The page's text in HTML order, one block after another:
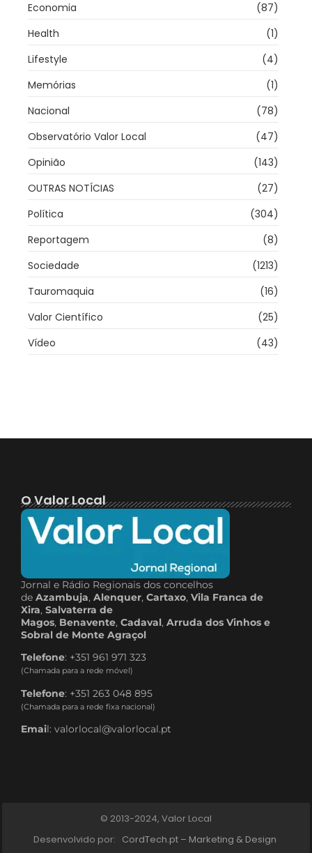
Economia
(87)
Health
(1)
Lifestyle
(4)
Memórias
(1)
Nacional
(78)
Observatório Valor Local
(47)
Opinião
(143)
OUTRAS NOTÍCIAS
(27)
Política
(304)
Reportagem
(8)
Sociedade
(1213)
Tauromaquia
(16)
Valor Científico
(25)
Vídeo
(43)
O Valor Local
Jornal e Rádio Regionais dos concelhos
de Azambuja, Alenquer, Cartaxo, Vila Franca de
Xira, Salvaterra de
Magos, Benavente, Cadaval, Arruda dos Vinhos e
Sobral de Monte Agraçol
Telefone: +351 961 971 323
(Chamada para a rede móvel)
Telefone: +351 263 048 895
(Chamada para a rede fixa nacional)
Email: valorlocal@valorlocal.pt
© 2013-2024, Valor Local
Desenvolvido por: CordTech.pt – Marketing & Design